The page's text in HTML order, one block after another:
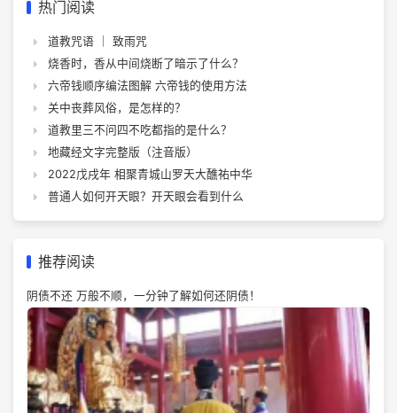
热门阅读
道教咒语 ｜ 致雨咒
烧香时，香从中间烧断了暗示了什么？
六帝钱顺序编法图解 六帝钱的使用方法
关中丧葬风俗，是怎样的？
道教里三不问四不吃都指的是什么？
地藏经文字完整版（注音版）
2022戊戌年 相聚青城山罗天大醮祐中华
普通人如何开天眼？开天眼会看到什么
推荐阅读
阴债不还 万般不顺，一分钟了解如何还阴债！